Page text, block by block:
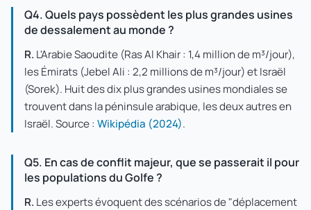
Q4. Quels pays possèdent les plus grandes usines
de dessalement au monde ?
R. L'Arabie Saoudite (Ras Al Khair : 1,4 million de m³/jour),
les Émirats (Jebel Ali : 2,2 millions de m³/jour) et Israël
(Sorek). Huit des dix plus grandes usines mondiales se
trouvent dans la péninsule arabique, les deux autres en
Israël. Source : Wikipédia (2024).
Q5. En cas de conflit majeur, que se passerait il pour
les populations du Golfe ?
R. Les experts évoquent des scénarios de "déplacement